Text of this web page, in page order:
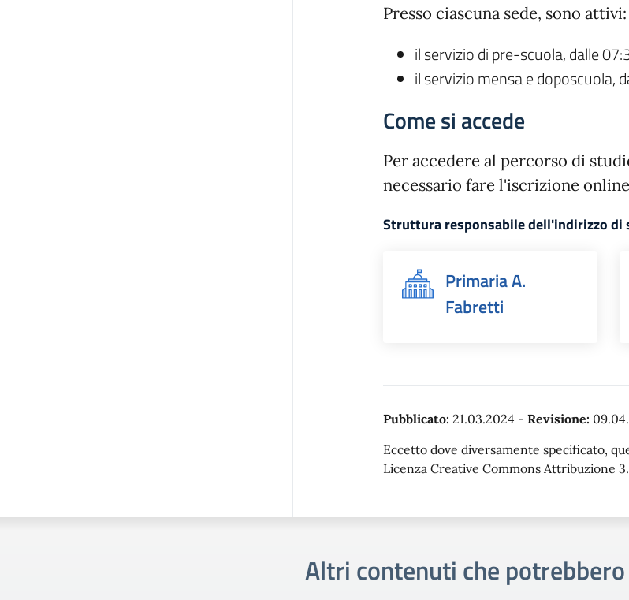
Presso ciascuna sede, sono attivi:
il servizio di pre-scuola, dalle
il servizio mensa e doposcuola,
Come si accede
Per accedere al percorso di
necessario fare l'iscrizione online
Struttura responsabile dell'indirizzo di
Primaria A.
Fabretti
Pubblicato: 21.03.2024 - Revisione:
Eccetto dove diversamente specificato,
Licenza Creative Commons Attribuzione
Altri contenuti che